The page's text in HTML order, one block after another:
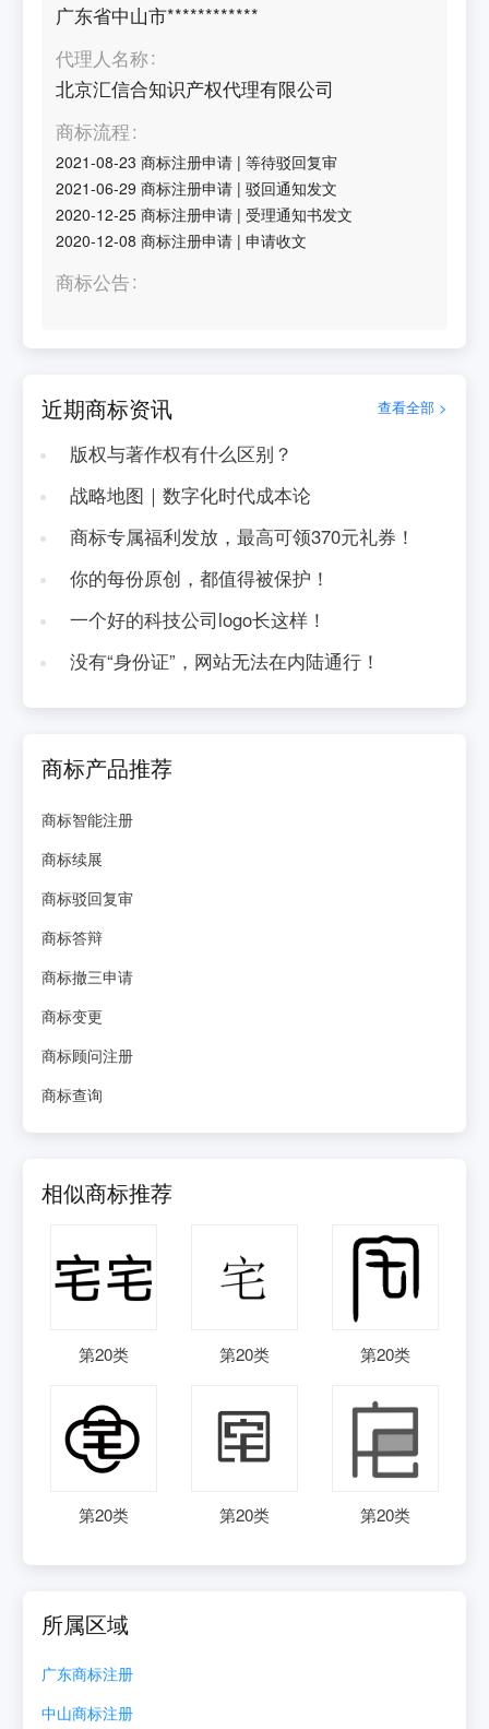
广东省中山市************
代理人名称
北京汇信合知识产权代理有限公司
商标流程
2021-08-23 商标注册申请 |等待驳回复审
2021-06-29 商标注册申请 |驳回通知发文
2020-12-25 商标注册申请 |受理通知书发文
2020-12-08 商标注册申请 |申请收文
商标公告
近期商标资讯 查看全部 >
版权与著作权有什么区别？
战略地图｜数字化时代成本论
商标专属福利发放，最高可领370元礼券！
你的每份原创，都值得被保护！
一个好的科技公司logo长这样！
没有“身份证”，网站无法在内陆通行！
商标产品推荐
商标智能注册
商标续展
商标驳回复审
商标答辩
商标撤三申请
商标变更
商标顾问注册
商标查询
相似商标推荐
第20类 第20类 第20类
第20类 第20类 第20类
所属区域
广东商标注册
中山商标注册